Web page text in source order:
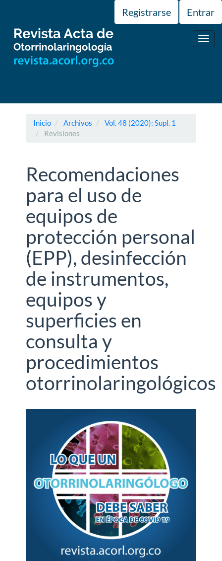
principal
Barra
lateral
Registrarse Entrar
Inicio Archivos
Vol. 48 (2020): Supl. 1
Revisiones
Recomendaciones
para el uso de
equipos de
protección personal
(EPP), desinfección
de instrumentos,
equipos y
superficies en
consulta y
procedimientos
otorrinolaringológicos
lateral
artículo